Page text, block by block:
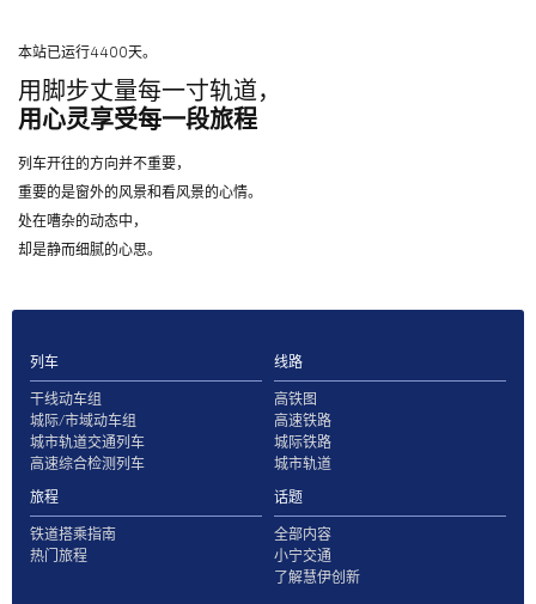
本站已运行4400天。
用脚步丈量每一寸轨道，
用心灵享受每一段旅程
列车开往的方向并不重要，
重要的是窗外的风景和看风景的心情。
处在嘈杂的动态中，
却是静而细腻的心思。
列车
干线动车组
城际/市域动车组
城市轨道交通列车
高速综合检测列车
线路
高铁图
高速铁路
城际铁路
城市轨道
旅程
铁道搭乘指南
热门旅程
话题
全部内容
小宁交通
了解慧伊创新